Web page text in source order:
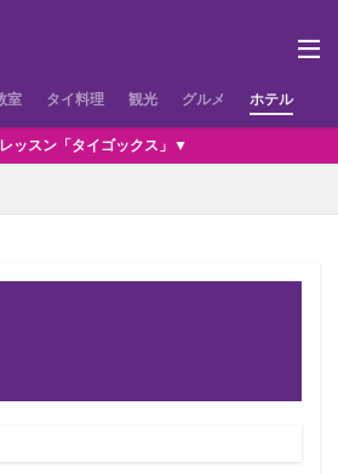
室 タイ料理 観光 グルメ ホテル
ゴックス」▼